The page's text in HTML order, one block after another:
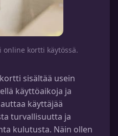
kortti käytössä.
sisältää usein
käyttöaikoja ja
käyttäjää
turvallisuutta ja
kulutusta. Näin ollen